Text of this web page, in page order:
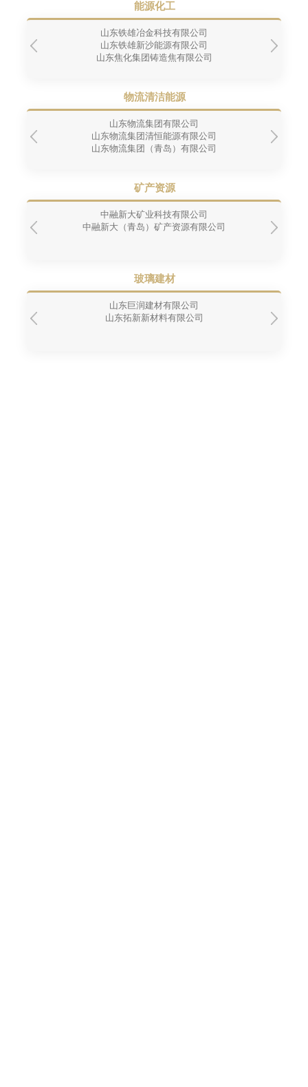
能源化工
山东铁雄冶金科技有限公司
山东铁雄新沙能源有限公司
山东焦化集团铸造焦有限公司
物流清洁能源
山东物流集团有限公司
山东物流集团清恒能源有限公司
山东物流集团（青岛）有限公司
矿产资源
中融新大矿业科技有限公司
中融新大（青岛）矿产资源有限公司
玻璃建材
山东巨润建材有限公司
山东拓新新材料有限公司